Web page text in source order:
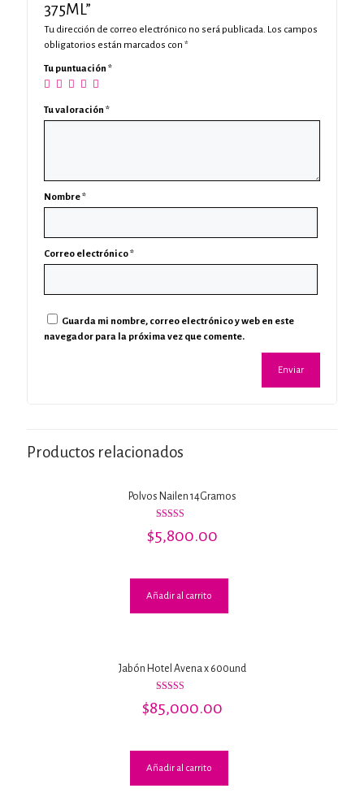
375ML”
Tu dirección de correo electrónico no será publicada. Los campos
obligatorios están marcados con *
Tu puntuación *
Tu valoración *
Nombre*
Correo electrónico*
Guarda mi nombre, correo electrónico y web en este
navegador para la próxima vez que comente.
Productos relacionados
Polvos Nailen 14Gramos
Valorado
con
$5,800.00
Añadir al carrito
Jabón Hotel Avena x 600und
Valorado
con
$85,000.00
Añadir al carrito